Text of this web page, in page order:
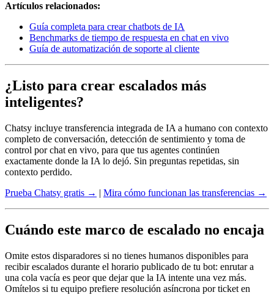
Artículos relacionados:
Guía completa para crear chatbots de IA
Benchmarks de tiempo de respuesta en chat en vivo
Guía de automatización de soporte al cliente
¿Listo para crear escalados más
inteligentes?
Chatsy incluye transferencia integrada de IA a humano con contexto
completo de conversación, detección de sentimiento y toma de
control por chat en vivo, para que tus agentes continúen
exactamente donde la IA lo dejó. Sin preguntas repetidas, sin
contexto perdido.
Prueba Chatsy gratis → | Mira cómo funcionan las transferencias →
Cuándo este marco de escalado no encaja
Omite estos disparadores si no tienes humanos disponibles para
recibir escalados durante el horario publicado de tu bot: enrutar a
una cola vacía es peor que dejar que la IA intente una vez más.
Omítelos si tu equipo prefiere resolución asíncrona por ticket en